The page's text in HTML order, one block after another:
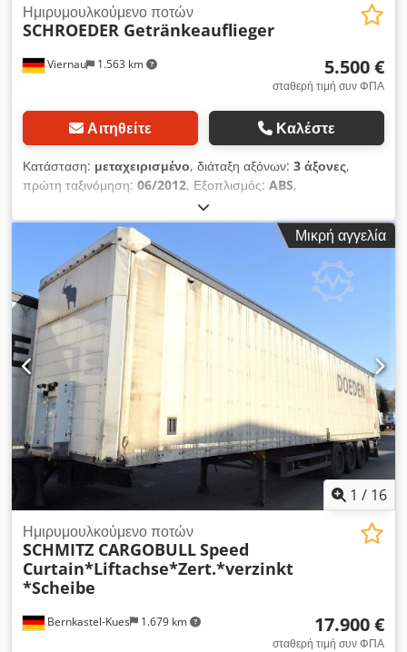
Viernau 1.563 km
Ημιρυμουλκούμενο ποτών
SCHROEDER Getränkeauflieger
5.500 €
σταθερή τιμή συν ΦΠΑ
Αιτηθείτε Καλέστε
Κατάσταση: μεταχειρισμένο, διάταξη αξόνων: 3 άξονες,
πρώτη ταξινόμηση: 06/2012, Εξοπλισμός: ABS,
Μικρή αγγελία
1 / 16
Bernkastel-Kues 1.679 km
Ημιρυμουλκούμενο ποτών
SCHMITZ CARGOBULLSpeed
Curtain*Liftachse*Zert.*verzinkt
*Scheibe
17.900 €
σταθερή τιμή συν ΦΠΑ